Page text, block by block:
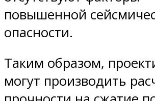
повышенной
опасности.
Таким образом,
могут производить